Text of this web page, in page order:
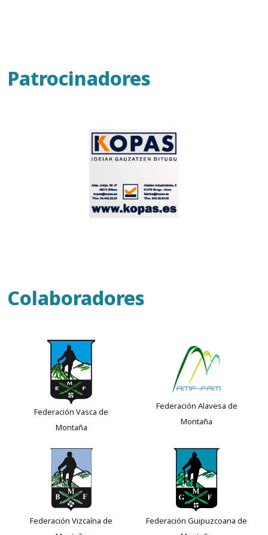
Patrocinadores
Colaboradores
Federación Vasca de
Montaña
Federación Alavesa de
Montaña
Federación Vizcaína de
Federación Guipuzcoana de